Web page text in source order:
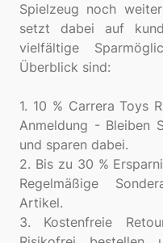
Spielzeug noch
setzt dabei auf
vielfältige
Überblick sind:
1. 10 % Carrera Toys
Anmeldung - Bleiben
und sparen dabei.
2. Bis zu 30 %
Regelmäßige
Artikel.
3. Kostenfreie